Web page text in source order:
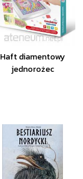
Haft diamentowy
jednorożec